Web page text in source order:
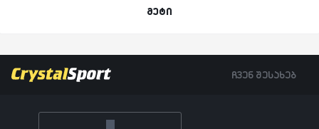
მეტი
ჩვენ შესახებ